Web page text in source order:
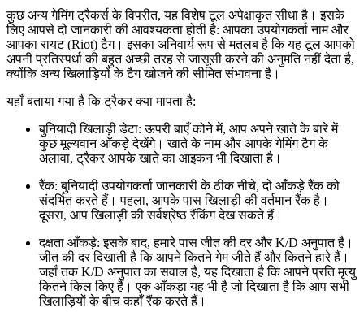
कुछ अन्य गेमिंग ट्रैकर्स के विपरीत, यह विशेष टूल अपेक्षाकृत सीधा है। इसके
लिए आपसे दो जानकारी की आवश्यकता होती है: आपका उपयोगकर्ता नाम और
आपका रायट (Riot) टैग। इसका अनिवार्य रूप से मतलब है कि यह टूल आपको
अपनी प्रतिस्पर्धा की बहुत अच्छी तरह से जासूसी करने की अनुमति नहीं देता है,
क्योंकि अन्य खिलाड़ियों के टैग खोजने की सीमित संभावना है।
यहाँ बताया गया है कि ट्रैकर क्या मापता है:
बुनियादी खिलाड़ी डेटा: ऊपरी बाएँ कोने में, आप अपने खाते के बारे में
कुछ मूल्यवान आँकड़े देखेंगे। खाते के नाम और आपके गेमिंग टैग के
अलावा, ट्रैकर आपके खाते का आइकन भी दिखाता है।
रैंक: बुनियादी उपयोगकर्ता जानकारी के ठीक नीचे, दो आँकड़े रैंक को
संदर्भित करते हैं। पहला, आपके पास खिलाड़ी की वर्तमान रैंक है।
दूसरा, आप खिलाड़ी की सर्वश्रेष्ठ रैंकिंग देख सकते हैं।
दक्षता आँकड़े: इसके बाद, हमारे पास जीत की दर और K/D अनुपात है।
जीत की दर दिखाती है कि आपने कितने गेम जीते हैं और कितने हारे हैं।
जहाँ तक K/D अनुपात का सवाल है, यह दिखाता है कि आपने प्रति मृत्यु
कितने किल किए हैं। एक आँकड़ा यह भी है जो दिखाता है कि आप सभी
खिलाड़ियों के बीच कहाँ रैंक करते हैं।